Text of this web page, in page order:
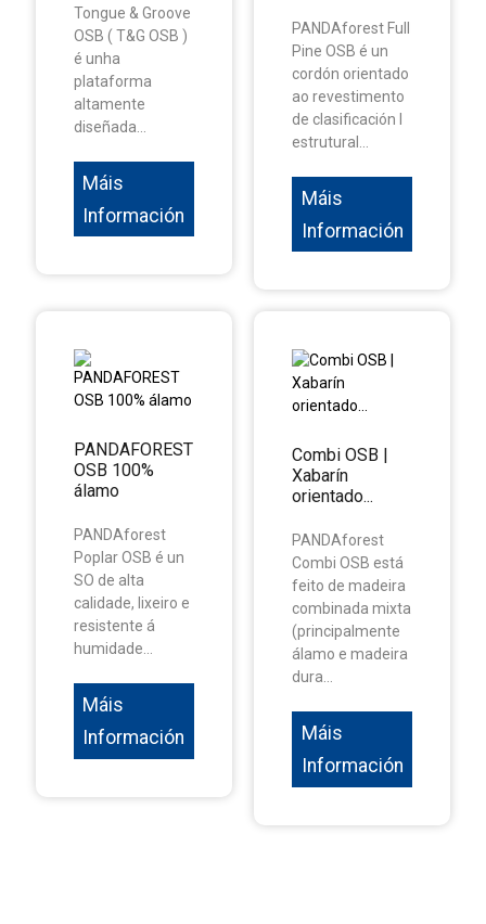
Tongue & Groove
OSB ( T&G OSB )
é unha
plataforma
altamente
diseñada...
Máis
Información
PANDAforest Full
Pine OSB é un
cordón orientado
ao revestimento
de clasificación I
estrutural...
Máis
Información
PANDAFOREST
OSB 100%
álamo
PANDAforest
Poplar OSB é un
SO de alta
calidade, lixeiro e
resistente á
humidade...
Máis
Información
Combi OSB |
Xabarín
orientado...
PANDAforest
Combi OSB está
feito de madeira
combinada mixta
(principalmente
álamo e madeira
dura...
Máis
Información